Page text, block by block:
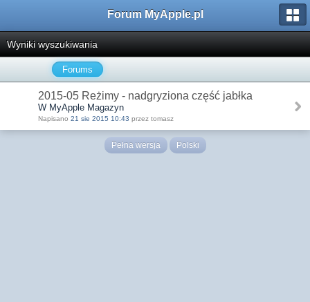
Forum MyApple.pl
Wyniki wyszukiwania
Forums
2015-05 Reżimy - nadgryziona część jabłka
W MyApple Magazyn
Napisano 21 sie 2015 10:43 przez tomasz
Pełna wersja Polski